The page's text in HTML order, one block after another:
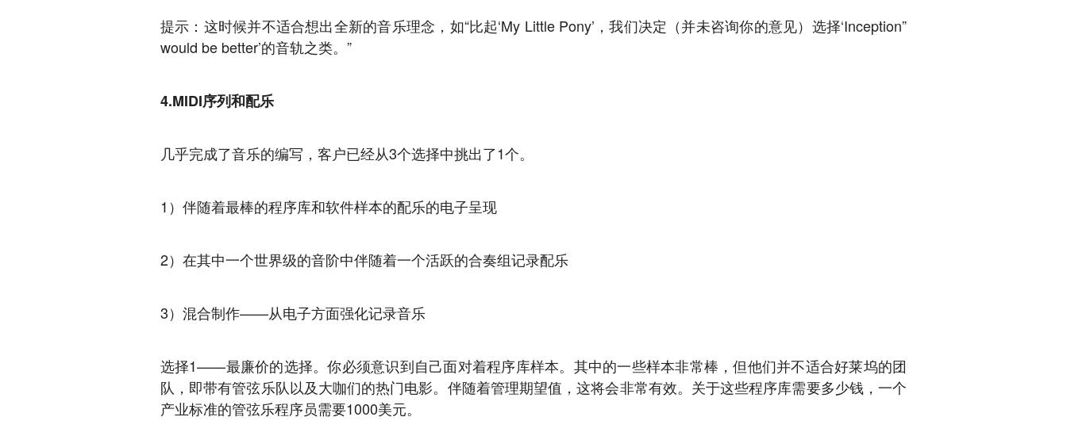
提示：这时候并不适合想出全新的音乐理念，如“比起‘My Little Pony’，我们决定（并未咨询你的意见）选择‘Inception”
would be better’的音轨之类。”
4.MIDI序列和配乐
几乎完成了音乐的编写，客户已经从3个选择中挑出了1个。
1）伴随着最棒的程序库和软件样本的配乐的电子呈现
2）在其中一个世界级的音阶中伴随着一个活跃的合奏组记录配乐
3）混合制作——从电子方面强化记录音乐
选择1——最廉价的选择。你必须意识到自己面对着程序库样本。其中的一些样本非常棒，但他们并不适合好莱坞的团
队，即带有管弦乐队以及大咖们的热门电影。伴随着管理期望值，这将会非常有效。关于这些程序库需要多少钱，一个
产业标准的管弦乐程序员需要1000美元。